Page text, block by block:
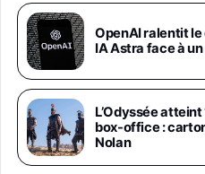
Galaxy S26 Ultra
1019€1399€Fnac
Galaxy S26 Ultra
892€1199€Fnac
Philips SHK2000BL
OpenAI ralentit
IA Astra face à
L’Odyssée
box-office :
Nolan